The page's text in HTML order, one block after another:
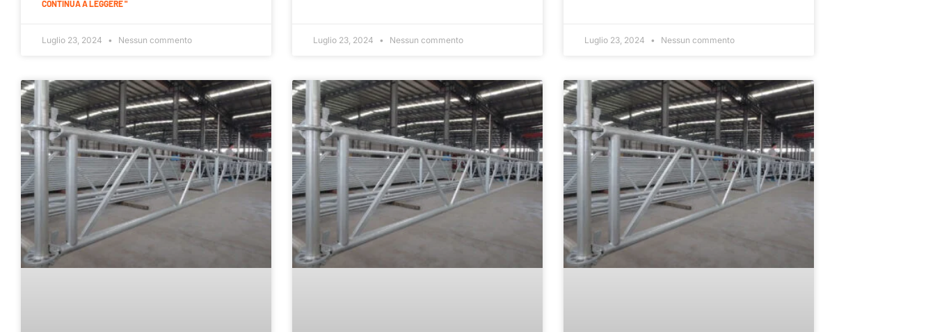
CONTINUA A LEGGERE "
Luglio 23, 2024 Nessun commento Luglio 23, 2024 Nessun commento Luglio 23, 2024 Nessun commento